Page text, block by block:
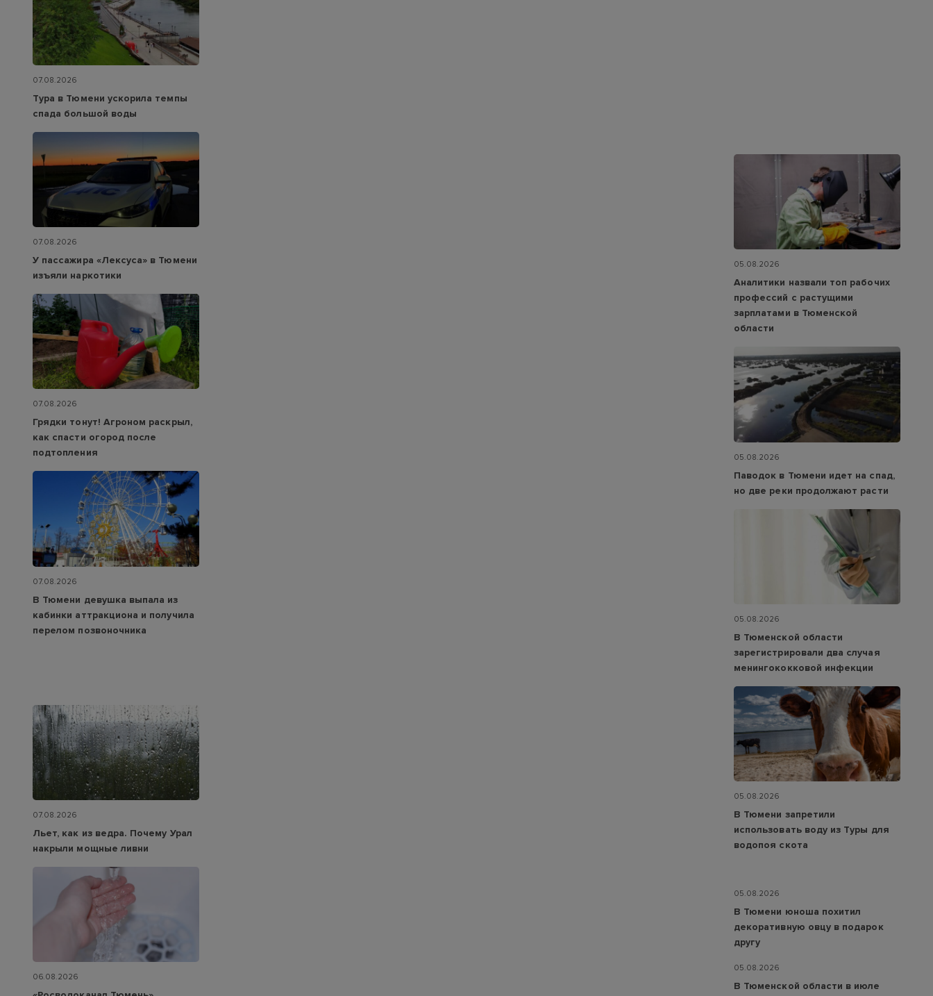
07.08.2026
Тура в Тюмени ускорила темпы
спада большой воды
07.08.2026
У пассажира «Лексуса» в Тюмени
изъяли наркотики
07.08.2026
Грядки тонут! Агроном раскрыл,
как спасти огород после
подтопления
07.08.2026
В Тюмени девушка выпала из
кабинки аттракциона и получила
перелом позвоночника
07.08.2026
Льет, как из ведра. Почему Урал
накрыли мощные ливни
06.08.2026
05.08.2026
Аналитики назвали топ рабочих
профессий с растущими
зарплатами в Тюменской
области
05.08.2026
Паводок в Тюмени идет на спад,
но две реки продолжают расти
05.08.2026
В Тюменской области
зарегистрировали два случая
менингококковой инфекции
05.08.2026
В Тюмени запретили
использовать воду из Туры для
водопоя скота
05.08.2026
В Тюмени юноша похитил
декоративную овцу в подарок
другу
05.08.2026
В Тюменской области в июле